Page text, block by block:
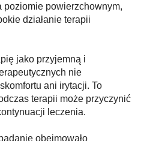
poziomie powierzchownym,
działanie terapii
jako przyjemną i
nie
ani irytacji. To
terapii może przyczynić
leczenia.
obejmowało